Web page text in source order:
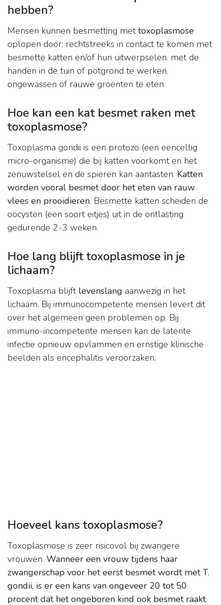
hebben?
Mensen kunnen besmetting mettoxoplasmose
oplopen door: rechtstreeks in contact te komen met
besmette katten en/of hun uitwerpselen. met de
handen in de tuin of potgrond te werken.
ongewassen of rauwe groenten te eten.
Hoe kan een kat besmet raken met
toxoplasmose?
Toxoplasma gondii is een protozo (een eencellig
micro-organisme) die bij katten voorkomt en het
zenuwstelsel en de spieren kan aantasten. Katten
worden vooral besmet door het eten van rauw
vlees en prooidieren. Besmette katten scheiden de
oöcysten (een soort eitjes) uit in de ontlasting
gedurende 2-3 weken.
Hoe lang blijft toxoplasmose in je
lichaam?
Toxoplasma blijft levenslang aanwezig in het
lichaam. Bij immunocompetente mensen levert dit
over het algemeen geen problemen op. Bij
immuno-incompetente mensen kan de latente
infectie opnieuw opvlammen en ernstige klinische
beelden als encephalitis veroorzaken.
Hoeveel kans toxoplasmose?
Toxoplasmose is zeer risicovol bij zwangere
vrouwen. Wanneer een vrouw tijdens haar
zwangerschap voor het eerst besmet wordt met T.
gondii, is er een kans van ongeveer 20 tot 50
procent dat het ongeboren kind ook besmet raakt.